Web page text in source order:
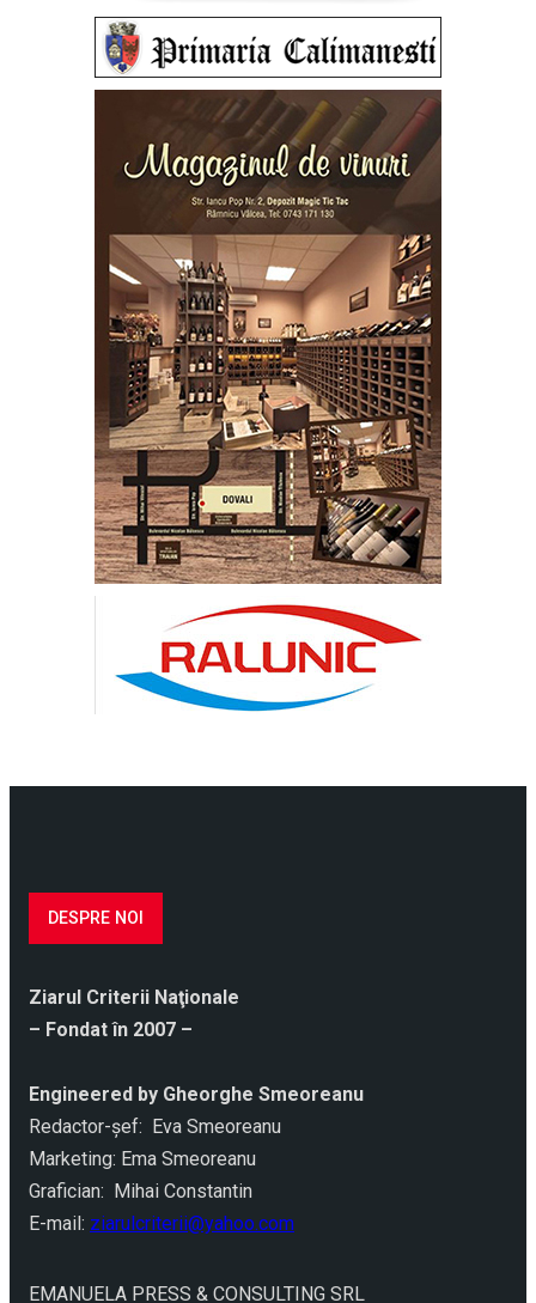
DESPRE NOI
Ziarul Criterii Naţionale
– Fondat în 2007 –
Engineered by Gheorghe Smeoreanu
Redactor-şef: Eva Smeoreanu
Marketing: Ema Smeoreanu
Grafician: Mihai Constantin
E-mail: ziarulcriterii@yahoo.com
EMANUELA PRESS & CONSULTING SRL